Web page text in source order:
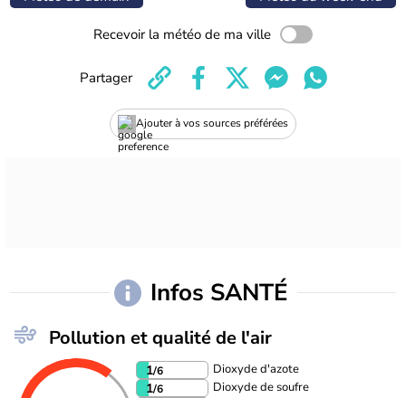
Recevoir la météo de ma ville
Ajouter à vos sources préférées
Partager
Infos SANTÉ
Pollution et qualité de l'air
1/6 Dioxyde d'azote
1/6 Dioxyde de soufre